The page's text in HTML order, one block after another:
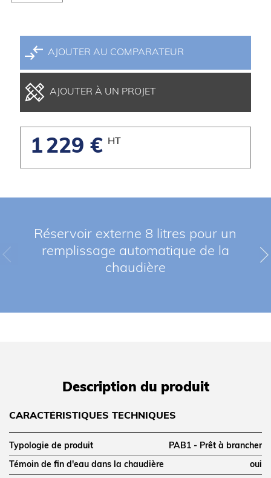
AJOUTER AU COMPARATEUR
AJOUTER À UN PROJET
1 229 € HT
Réservoir externe 8 litres pour un
remplissage automatique de la
chaudière
Description du produit
CARACTÉRISTIQUES TECHNIQUES
Typologie de produit PAB1 - Prêt à brancher
Témoin de fin d'eau dans la chaudière oui